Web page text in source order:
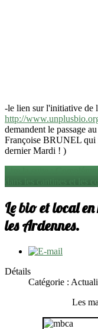
-le lien sur l'initiative de
http://
demandent le passage
Françoise BRUNEL qui
dernier Mardi ! )
Le bio et local
les Ardennes.
Détails
Catégorie :
Les